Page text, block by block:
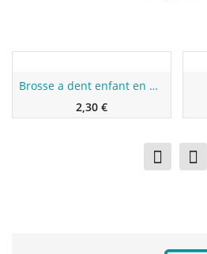
Brosse a dent enfant en bambou - Rose
2,30 €